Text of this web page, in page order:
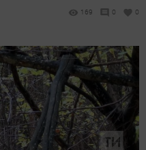
169 0 0